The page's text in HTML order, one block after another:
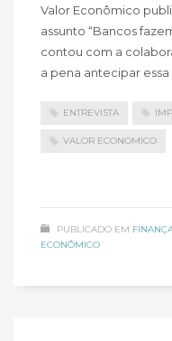
Valor Econômico
assunto “Bancos
contou com a
a pena antecipar
ENTREVISTA
VALOR ECONOMICO
PUBLICADO EM
ECONÔMICO